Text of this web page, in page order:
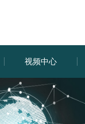
视频中心